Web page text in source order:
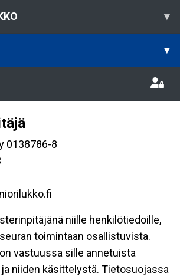
▾
▾
0138786-8
niille henkilötiedoille,
toimintaan osallistuvista.
vastuussa sille annetuista
niiden käsittelystä. Tietosuojassa